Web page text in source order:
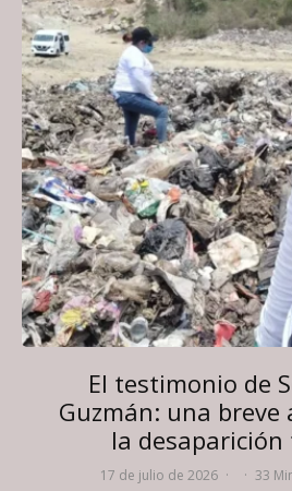
El testimonio de
Guzmán: una breve
la desaparición
17 de julio de 2026 · · 33